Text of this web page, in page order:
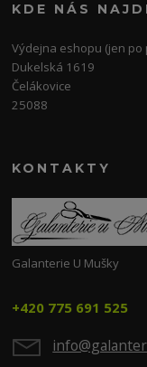
KDE NÁS
Výdejna eshopu (jen po
Dukelská 1619
Čelákovice
25088
KONTAKTY
Galanterie U Mušky
+420 775 691 525